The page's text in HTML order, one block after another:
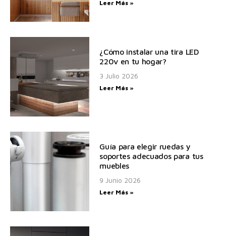
Leer Más »
¿Cómo instalar una tira LED
220v en tu hogar?
3 Julio 2026
Leer Más »
Guía para elegir ruedas y
soportes adecuados para tus
muebles
9 Junio 2026
Leer Más »